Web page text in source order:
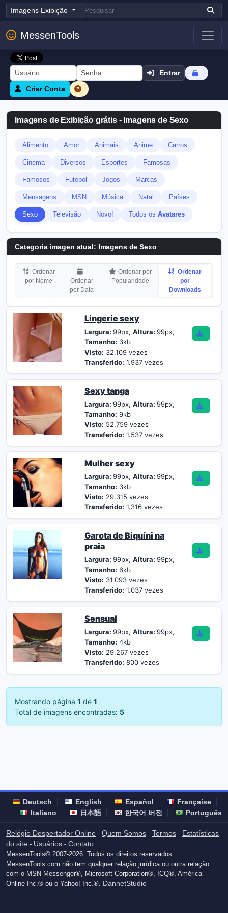
Imagens Exibição
MessenTools
Entrar
Criar Conta
Imagens de Exibição grátis - Imagens de Sexo
Alimento Amor Animais Anime Carros
Cinema Diversos Esportes Famosas
Famosos Futebol Jogos Marcas
Mensagens MSN Música Natal Países
Sexo Televisão Novo! Todos os Avatares
Categoria imagen atual: Imagens de Sexo
Ordenar
por Nome
Ordenar
por Data
Ordenar por
Popularidade
Ordenar
por
Downloads
Lingerie sexy
Largura: 99px, Altura: 99px,
Tamanho: 3kb
Visto: 32.109 vezes
Transferido: 1.937 vezes
Sexy tanga
Largura: 99px, Altura: 99px,
Tamanho: 9kb
Visto: 52.759 vezes
Transferido: 1.537 vezes
Mulher sexy
Largura: 99px, Altura: 99px,
Tamanho: 3kb
Visto: 29.315 vezes
Transferido: 1.316 vezes
Garota de Biquíni na
praia
Largura: 99px, Altura: 99px,
Tamanho: 6kb
Visto: 31.093 vezes
Transferido: 1.037 vezes
Sensual
Largura: 99px, Altura: 99px,
Tamanho: 4kb
Visto: 29.267 vezes
Transferido: 800 vezes
Mostrando página 1 de 1
Total de imagens encontradas: 5
Deutsch English Español
Française
Italiano
日本語 한국어 버전 Português
Relógio Despertador Online - Quem Somos - Termos - Estatísticas
do site - Usuários - Contato
MessenTools© 2007-2026. Todos os direitos reservados.
MessenTools.com não tem qualquer relação jurídica ou outra relação
com o MSN Messenger®, Microsoft Corporation®, ICQ®, América
Online Inc.® ou o Yahoo! Inc.®. DannetStudio